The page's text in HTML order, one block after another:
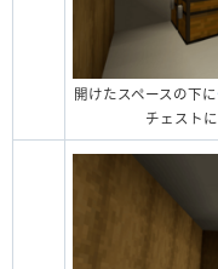
開けたスペースの下に
チェスト